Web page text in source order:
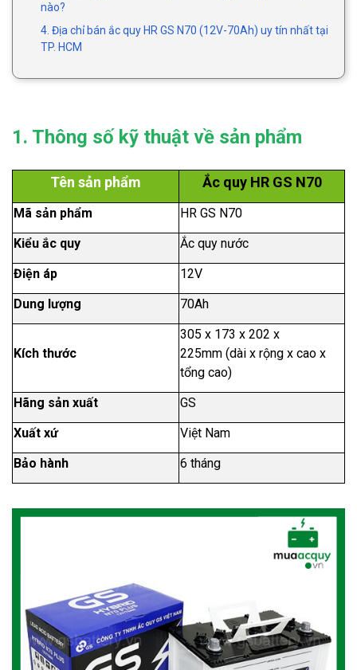
nào?
4. Địa chỉ bán ắc quy HR GS N70 (12V-70Ah) uy tín nhất tại
TP. HCM
1. Thông số kỹ thuật về sản phẩm
Tên sản phẩm Ắc quy HR GS N70
Mã sản phẩm
HR GS N70
Kiểu ắc quy
Ắc quy nước
Điện áp
12V
Dung lượng
70Ah
Kích thước
305 x 173 x 202 x
225mm (dài x rộng x cao x
tổng cao)
Hãng sản xuất
GS
Xuất xứ
Việt Nam
Bảo hành
6 tháng